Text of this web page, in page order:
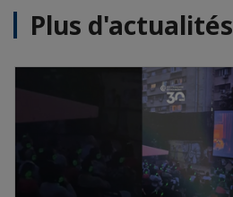
Plus d'actualités